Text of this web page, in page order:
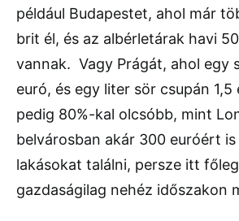
például Budapestet, ahol már
brit él, és az albérletárak havi
vannak. Vagy Prágát, ahol egy
euró, és egy liter sör csupán 1,5
pedig 80%-kal olcsóbb, mint
belvárosban akár 300 euróért
lakásokat találni, persze itt
gazdaságilag nehéz időszakon